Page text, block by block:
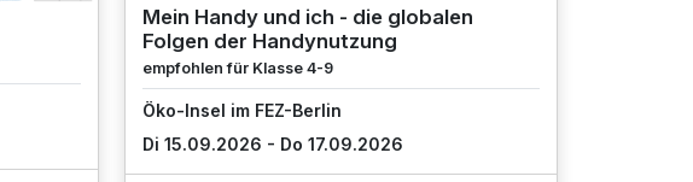
Mein Handy und ich - die globalen
Folgen der Handynutzung
empfohlen für Klasse 4-9
Öko-Insel im FEZ-Berlin
Di 15.09.2026 - Do 17.09.2026